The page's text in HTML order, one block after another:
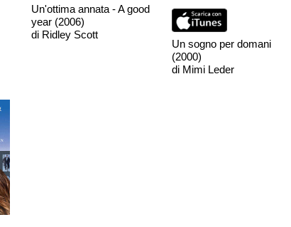
Un'ottima annata - A good
year (2006)
di Ridley Scott
Un sogno per domani
(2000)
di Mimi Leder